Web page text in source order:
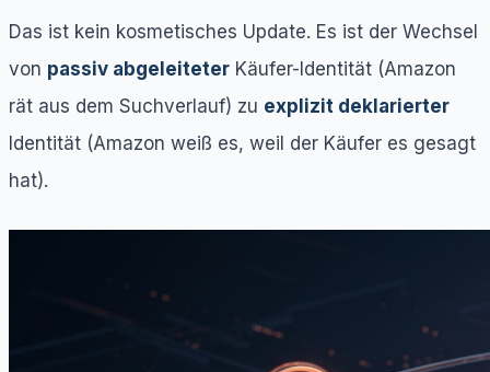
Das ist kein kosmetisches Update. Es ist der Wechsel
von passiv abgeleiteter Käufer-Identität (Amazon
rät aus dem Suchverlauf) zu explizit deklarierter
Identität (Amazon weiß es, weil der Käufer es gesagt
hat).